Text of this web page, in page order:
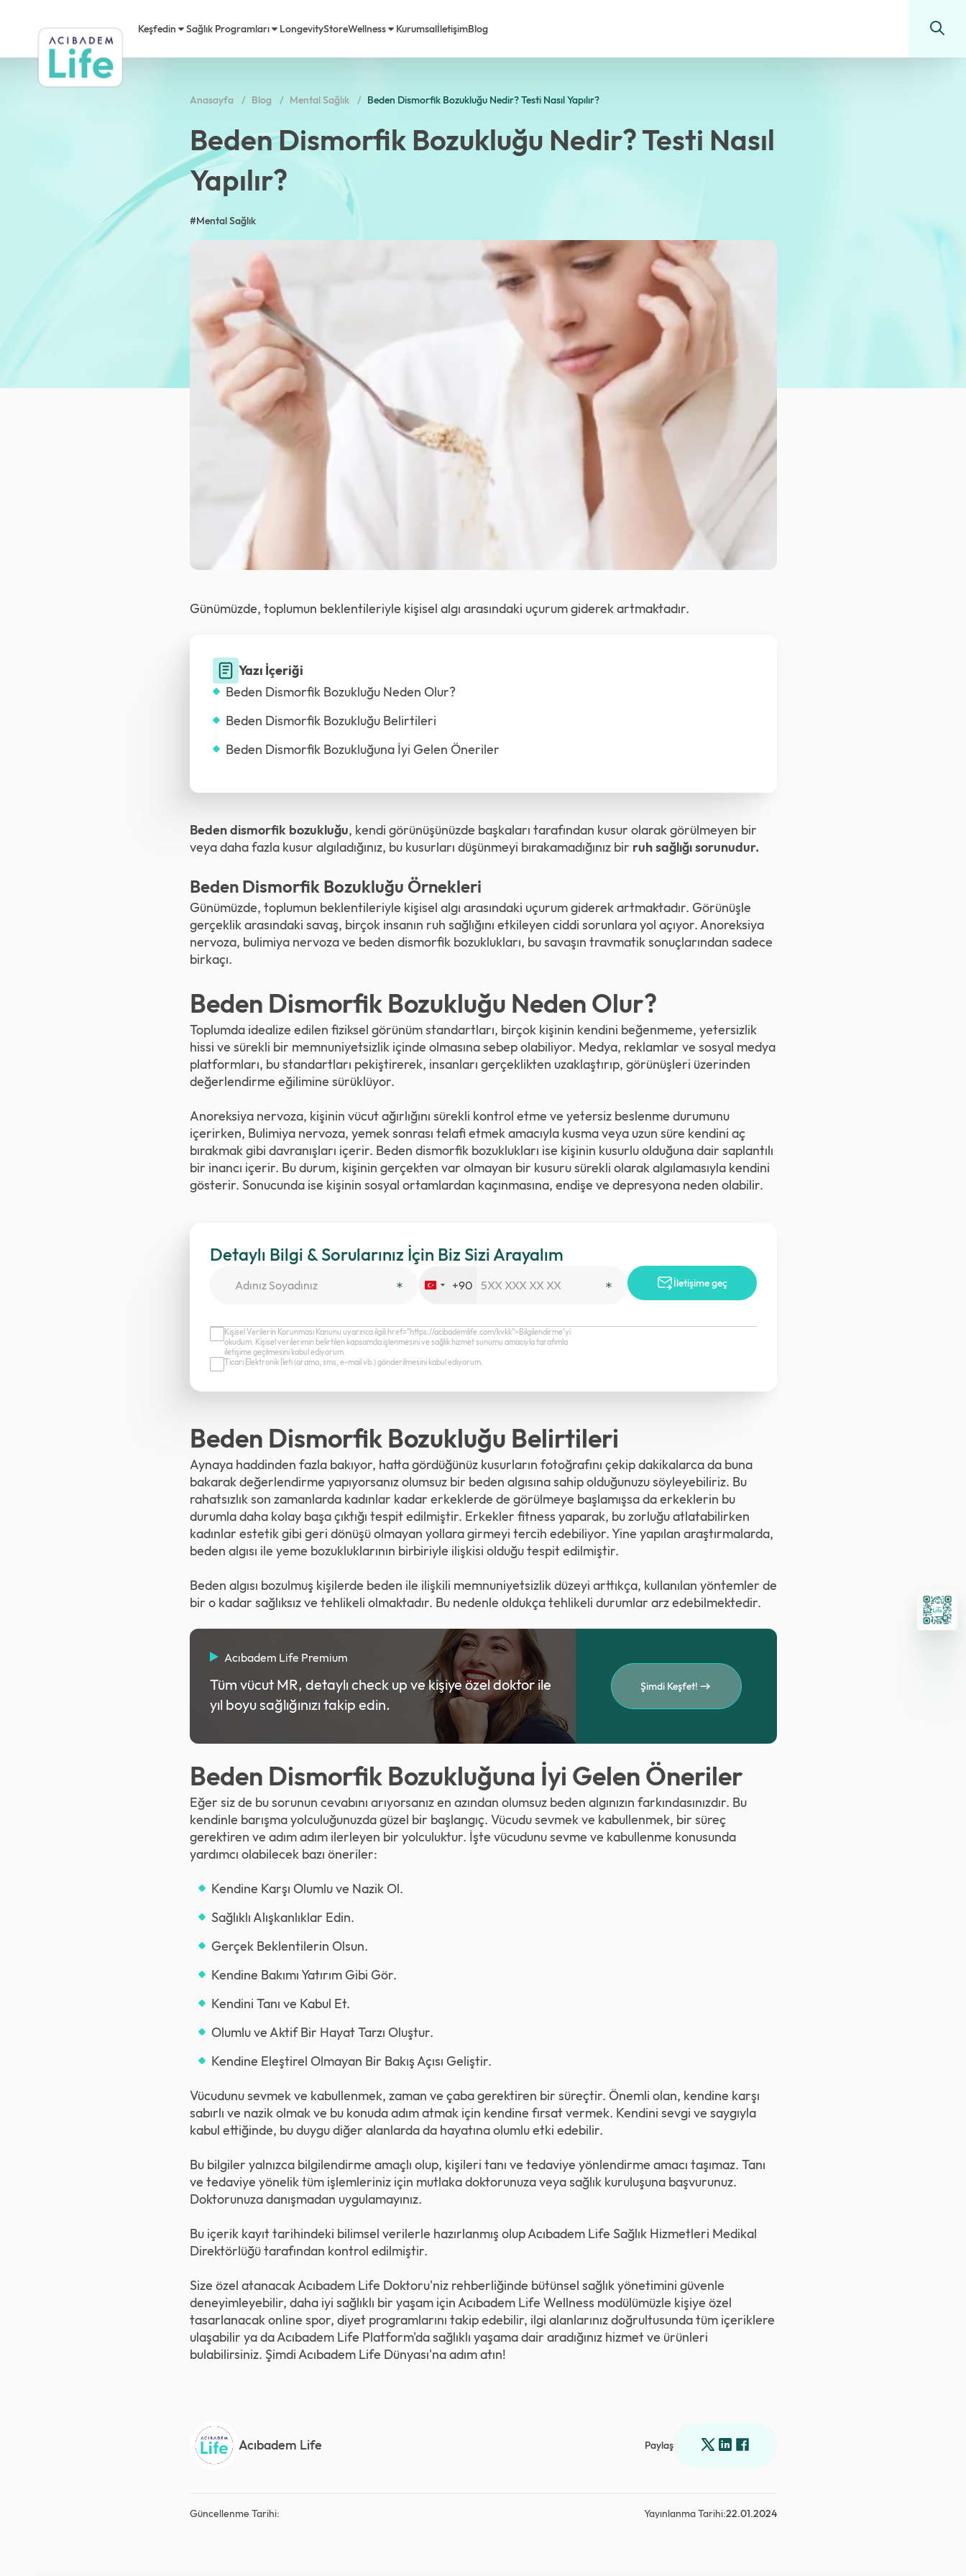
Keşfedin
Danışma Kurulu
Kariyer Sıkça Sorulan Sorular
Sağlık Programları
Kalp Sağlığı
Diyetisyen
Psikolog
LongevityStoreWellness
Acıbadem Life Hareket
Testler
KurumsalİletişimBlog
Anasayfa Blog Mental Sağlık Beden Dismorfik Bozukluğu Nedir? Testi Nasıl Yapılır?
Beden Dismorfik Bozukluğu Nedir? Testi Nasıl
Yapılır?
#Mental Sağlık
Günümüzde, toplumun beklentileriyle kişisel algı arasındaki uçurum giderek artmaktadır.
Yazı İçeriği
Beden Dismorfik Bozukluğu Neden Olur?
Beden Dismorfik Bozukluğu Belirtileri
Beden Dismorfik Bozukluğuna İyi Gelen Öneriler
Beden dismorfik bozukluğu, kendi görünüşünüzde başkaları tarafından kusur olarak görülmeyen bir
veya daha fazla kusur algıladığınız, bu kusurları düşünmeyi bırakamadığınız bir ruh sağlığı sorunudur.
Beden Dismorfik Bozukluğu Örnekleri
Günümüzde, toplumun beklentileriyle kişisel algı arasındaki uçurum giderek artmaktadır. Görünüşle
gerçeklik arasındaki savaş, birçok insanın ruh sağlığını etkileyen ciddi sorunlara yol açıyor. Anoreksiya
nervoza, bulimiya nervoza ve beden dismorfik bozuklukları, bu savaşın travmatik sonuçlarından sadece
birkaçı.
Beden Dismorfik Bozukluğu Neden Olur?
Toplumda idealize edilen fiziksel görünüm standartları, birçok kişinin kendini beğenmeme, yetersizlik
hissi ve sürekli bir memnuniyetsizlik içinde olmasına sebep olabiliyor. Medya, reklamlar ve sosyal medya
platformları, bu standartları pekiştirerek, insanları gerçeklikten uzaklaştırıp, görünüşleri üzerinden
değerlendirme eğilimine sürüklüyor.
Anoreksiya nervoza, kişinin vücut ağırlığını sürekli kontrol etme ve yetersiz beslenme durumunu
içerirken, Bulimiya nervoza, yemek sonrası telafi etmek amacıyla kusma veya uzun süre kendini aç
bırakmak gibi davranışları içerir. Beden dismorfik bozuklukları ise kişinin kusurlu olduğuna dair saplantılı
bir inancı içerir. Bu durum, kişinin gerçekten var olmayan bir kusuru sürekli olarak algılamasıyla kendini
gösterir. Sonucunda ise kişinin sosyal ortamlardan kaçınmasına, endişe ve depresyona neden olabilir.
Detaylı Bilgi & Sorularınız İçin Biz Sizi Arayalım
Turkey
+90 İletişime geç
Kişisel Verilerin Korunması Kanunu uyarınca ilgili href="https://acibademlife.com/kvkk">Bilgilendirme’yi
okudum. Kişisel verilerimin belirtilen kapsamda işlenmesini ve sağlık hizmet sunumu amacıyla tarafımla
iletişime geçilmesini kabul ediyorum.
Ticari Elektronik İleti (arama, sms, e-mail vb.) gönderilmesini kabul ediyorum.
Beden Dismorfik Bozukluğu Belirtileri
Aynaya haddinden fazla bakıyor, hatta gördüğünüz kusurların fotoğrafını çekip dakikalarca da buna
bakarak değerlendirme yapıyorsanız olumsuz bir beden algısına sahip olduğunuzu söyleyebiliriz. Bu
rahatsızlık son zamanlarda kadınlar kadar erkeklerde de görülmeye başlamışsa da erkeklerin bu
durumla daha kolay başa çıktığı tespit edilmiştir. Erkekler fitness yaparak, bu zorluğu atlatabilirken
kadınlar estetik gibi geri dönüşü olmayan yollara girmeyi tercih edebiliyor. Yine yapılan araştırmalarda,
beden algısı ile yeme bozukluklarının birbiriyle ilişkisi olduğu tespit edilmiştir.
Beden algısı bozulmuş kişilerde beden ile ilişkili memnuniyetsizlik düzeyi arttıkça, kullanılan yöntemler de
bir o kadar sağlıksız ve tehlikeli olmaktadır. Bu nedenle oldukça tehlikeli durumlar arz edebilmektedir.
Acıbadem Life Premium
Tüm vücut MR, detaylı check up ve kişiye özel doktor ile
yıl boyu sağlığınızı takip edin.
Şimdi Keşfet!
Beden Dismorfik Bozukluğuna İyi Gelen Öneriler
Eğer siz de bu sorunun cevabını arıyorsanız en azından olumsuz beden algınızın farkındasınızdır. Bu
kendinle barışma yolculuğunuzda güzel bir başlangıç. Vücudu sevmek ve kabullenmek, bir süreç
gerektiren ve adım adım ilerleyen bir yolculuktur. İşte vücudunu sevme ve kabullenme konusunda
yardımcı olabilecek bazı öneriler:
Kendine Karşı Olumlu ve Nazik Ol.
Sağlıklı Alışkanlıklar Edin.
Gerçek Beklentilerin Olsun.
Kendine Bakımı Yatırım Gibi Gör.
Kendini Tanı ve Kabul Et.
Olumlu ve Aktif Bir Hayat Tarzı Oluştur.
Kendine Eleştirel Olmayan Bir Bakış Açısı Geliştir.
Vücudunu sevmek ve kabullenmek, zaman ve çaba gerektiren bir süreçtir. Önemli olan, kendine karşı
sabırlı ve nazik olmak ve bu konuda adım atmak için kendine fırsat vermek. Kendini sevgi ve saygıyla
kabul ettiğinde, bu duygu diğer alanlarda da hayatına olumlu etki edebilir.
Bu bilgiler yalnızca bilgilendirme amaçlı olup, kişileri tanı ve tedaviye yönlendirme amacı taşımaz. Tanı
ve tedaviye yönelik tüm işlemleriniz için mutlaka doktorunuza veya sağlık kuruluşuna başvurunuz.
Doktorunuza danışmadan uygulamayınız.
Bu içerik kayıt tarihindeki bilimsel verilerle hazırlanmış olup Acıbadem Life Sağlık Hizmetleri Medikal
Direktörlüğü tarafından kontrol edilmiştir.
Size özel atanacak Acıbadem Life Doktoru'niz rehberliğinde bütünsel sağlık yönetimini güvenle
deneyimleyebilir, daha iyi sağlıklı bir yaşam için Acıbadem Life Wellness modülümüzle kişiye özel
tasarlanacak online spor, diyet programlarını takip edebilir, ilgi alanlarınız doğrultusunda tüm içeriklere
ulaşabilir ya da Acıbadem Life Platform'da sağlıklı yaşama dair aradığınız hizmet ve ürünleri
bulabilirsiniz. ŞimdiAcıbadem Life Dünyası'na adım atın!
Acıbadem Life Paylaş
Güncellenme Tarihi: Yayınlanma Tarihi:22.01.2024